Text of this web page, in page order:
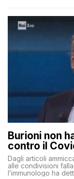
Burioni non
contro il
Dagli articoli
alle condivisioni
l’immunologo ha